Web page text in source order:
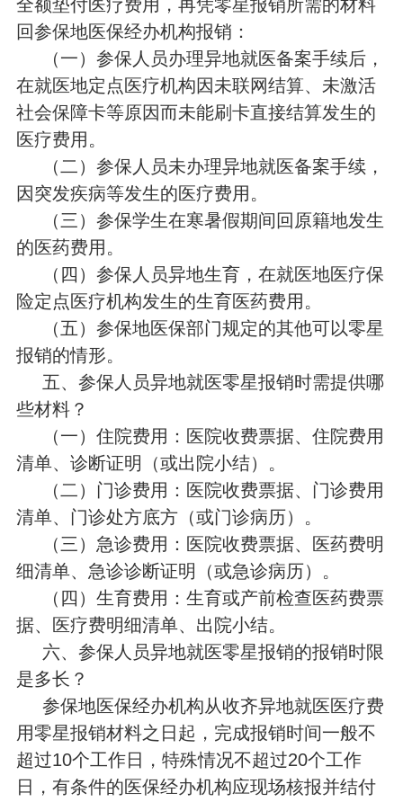
全额垫付医疗费用，再凭零星报销所需的材料
回参保地医保经办机构报销：
（一）参保人员办理异地就医备案手续后，
在就医地定点医疗机构因未联网结算、未激活
社会保障卡等原因而未能刷卡直接结算发生的
医疗费用。
（二）参保人员未办理异地就医备案手续，
因突发疾病等发生的医疗费用。
（三）参保学生在寒暑假期间回原籍地发生
的医药费用。
（四）参保人员异地生育，在就医地医疗保
险定点医疗机构发生的生育医药费用。
（五）参保地医保部门规定的其他可以零星
报销的情形。
五、参保人员异地就医零星报销时需提供哪
些材料？
（一）住院费用：医院收费票据、住院费用
清单、诊断证明（或出院小结）。
（二）门诊费用：医院收费票据、门诊费用
清单、门诊处方底方（或门诊病历）。
（三）急诊费用：医院收费票据、医药费明
细清单、急诊诊断证明（或急诊病历）。
（四）生育费用：生育或产前检查医药费票
据、医疗费明细清单、出院小结。
六、参保人员异地就医零星报销的报销时限
是多长？
参保地医保经办机构从收齐异地就医医疗费
用零星报销材料之日起，完成报销时间一般不
超过10个工作日，特殊情况不超过20个工作
日，有条件的医保经办机构应现场核报并结付